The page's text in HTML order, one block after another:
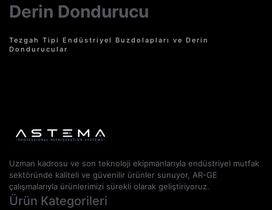
Derin Dondurucu
Tezgah Tipi Endüstriyel Buzdolapları ve Derin
Dondurucular
Uzman kadrosu ve son teknoloji ekipmanlarıyla endüstriyel mutfak
sektöründe kaliteli ve güvenilir ürünler sunuyor, AR-GE
çalışmalarıyla ürünlerimizi sürekli olarak geliştiriyoruz.
Ürün Kategorileri